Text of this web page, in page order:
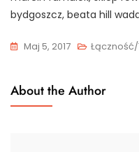
bydgoszcz, beata hill
Maj 5, 2017
About the Author